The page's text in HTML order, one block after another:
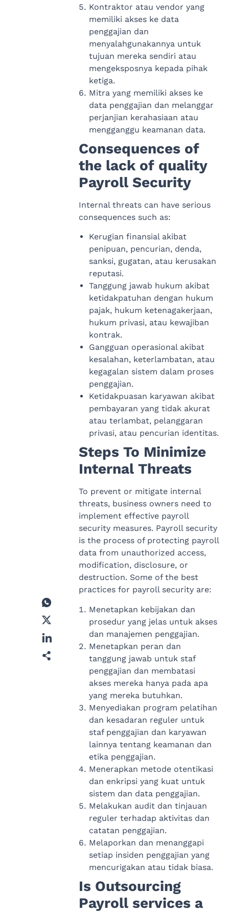
Kontraktor atau vendor yang
memiliki akses ke data
penggajian dan
menyalahgunakannya untuk
tujuan mereka sendiri atau
mengeksposnya kepada pihak
ketiga.
Mitra yang memiliki akses ke
data penggajian dan melanggar
perjanjian kerahasiaan atau
mengganggu keamanan data.
Consequences of
the lack of quality
Payroll Security
Internal threats can have serious
consequences such as:
Kerugian finansial akibat
penipuan, pencurian, denda,
sanksi, gugatan, atau kerusakan
reputasi.
Tanggung jawab hukum akibat
ketidakpatuhan dengan hukum
pajak, hukum ketenagakerjaan,
hukum privasi, atau kewajiban
kontrak.
Gangguan operasional akibat
kesalahan, keterlambatan, atau
kegagalan sistem dalam proses
penggajian.
Ketidakpuasan karyawan akibat
pembayaran yang tidak akurat
atau terlambat, pelanggaran
privasi, atau pencurian identitas.
Steps To Minimize
Internal Threats
To prevent or mitigate internal
threats, business owners need to
implement effective payroll
security measures. Payroll security
is the process of protecting payroll
data from unauthorized access,
modification, disclosure, or
destruction. Some of the best
practices for payroll security are:
Menetapkan kebijakan dan
prosedur yang jelas untuk akses
dan manajemen penggajian.
Menetapkan peran dan
tanggung jawab untuk staf
penggajian dan membatasi
akses mereka hanya pada apa
yang mereka butuhkan.
Menyediakan program pelatihan
dan kesadaran reguler untuk
staf penggajian dan karyawan
lainnya tentang keamanan dan
etika penggajian.
Menerapkan metode otentikasi
dan enkripsi yang kuat untuk
sistem dan data penggajian.
Melakukan audit dan tinjauan
reguler terhadap aktivitas dan
catatan penggajian.
Melaporkan dan menanggapi
setiap insiden penggajian yang
mencurigakan atau tidak biasa.
Is Outsourcing
Payroll services a